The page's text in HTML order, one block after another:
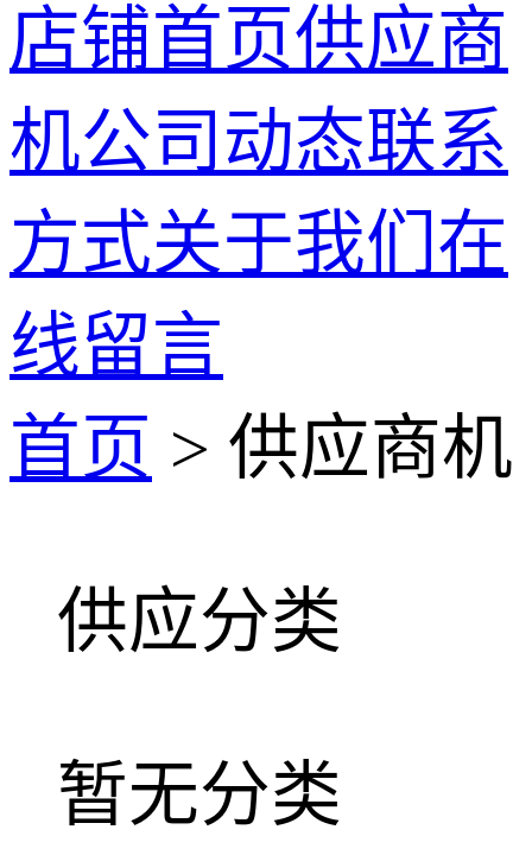
店铺首页供应商
机公司动态联系
方式关于我们 在
线留言
首页 > 供应商机
供应分类
暂无分类